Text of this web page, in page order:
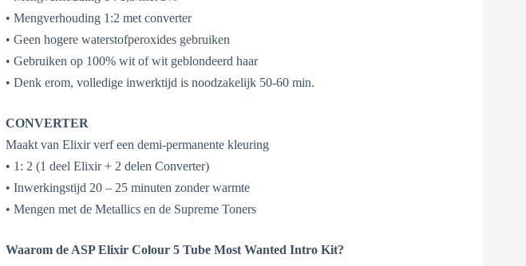
• Mengverhouding 1:2 met converter
• Geen hogere waterstofperoxides gebruiken
• Gebruiken op 100% wit of wit geblondeerd haar
• Denk erom, volledige inwerktijd is noodzakelijk 50-60 min.
CONVERTER
Maakt van Elixir verf een demi-permanente kleuring
• 1: 2 (1 deel Elixir + 2 delen Converter)
• Inwerkingstijd 20 – 25 minuten zonder warmte
• Mengen met de Metallics en de Supreme Toners
Waarom de ASP Elixir Colour 5 Tube Most Wanted Intro Kit?